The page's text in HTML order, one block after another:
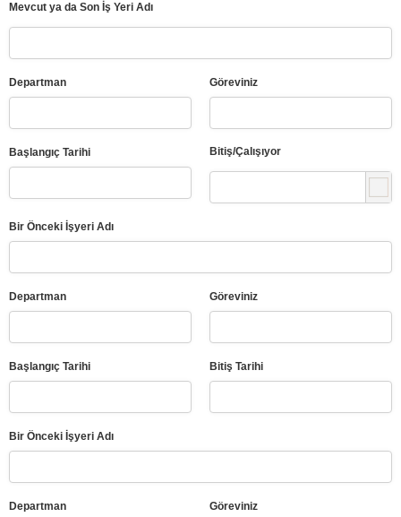
Mevcut ya da Son İş Yeri Adı
Departman Göreviniz
Başlangıç Tarihi Bitiş/Çalışıyor
Bir Önceki İşyeri Adı
Departman Göreviniz
Başlangıç Tarihi Bitiş Tarihi
Bir Önceki İşyeri Adı
Departman Göreviniz